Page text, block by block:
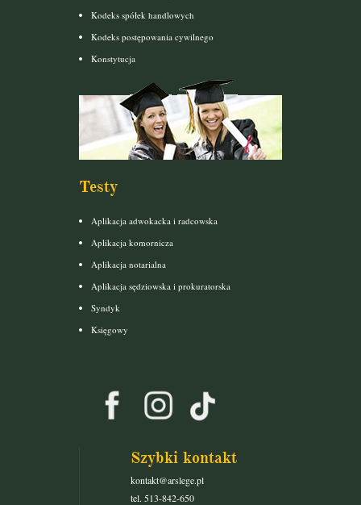
Kodeks spółek handlowych
Kodeks postępowania cywilnego
Konstytucja
Testy
Aplikacja adwokacka i radcowska
Aplikacja komornicza
Aplikacja notarialna
Aplikacja sędziowska i prokuratorska
Syndyk
Księgowy
Szybki kontakt
kontakt@arslege.pl
tel. 513-842-650